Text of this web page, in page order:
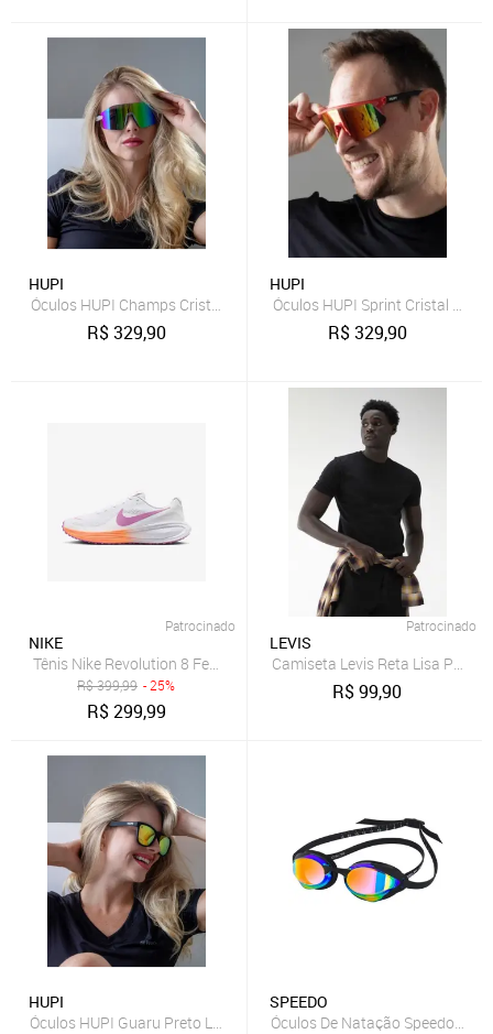
HUPI
Óculos HUPI Champs Cristal Lente Verde Espelhado Verde
R$329,90
HUPI
Óculos HUPI Sprint Cristal
R$329,90
Patrocinado
NIKE
Tênis Nike Revolution 8 Feminino
R$399,99 - 25%
R$299,99
Patrocinado
LEVIS
Camiseta Levis Reta Lisa Preta
R$99,90
HUPI
Óculos HUPI Guaru Preto Lente Dourado Espelhado Preto
SPEEDO
Óculos De Natação Speedo